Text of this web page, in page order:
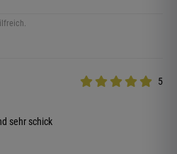
5
sehr schick